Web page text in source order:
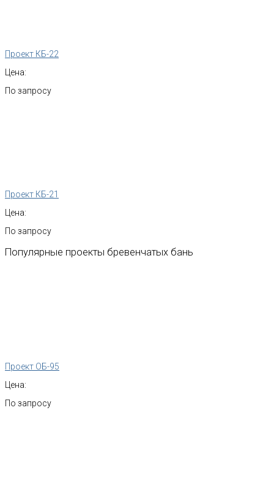
Проект КБ-22
Цена:
По запросу
Проект КБ-21
Цена:
По запросу
Популярные проекты бревенчатых бань
Проект ОБ-95
Цена:
По запросу